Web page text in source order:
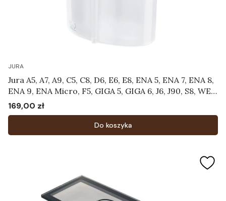
JURA
Jura A5, A7, A9, C5, C8, D6, E6, E8, ENA 5, ENA 7, ENA 8,
ENA 9, ENA Micro, F5, GIGA 5, GIGA 6, J6, J90, S8, WE8
- Pojemnik do czyszczenia systemu mlecznego
Art.24219
Cena
169,00 zł
Do koszyka